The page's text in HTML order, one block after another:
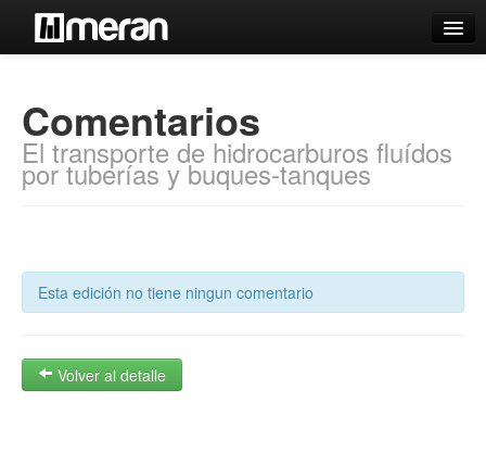
Búsqueda Avanzada
Estantes Virtuales
Contacto
Iniciar sesión
Comentarios
El transporte de hidrocarburos fluídos
por tuberías y buques-tanques
Esta edición no tiene ningun comentario
Volver al detalle